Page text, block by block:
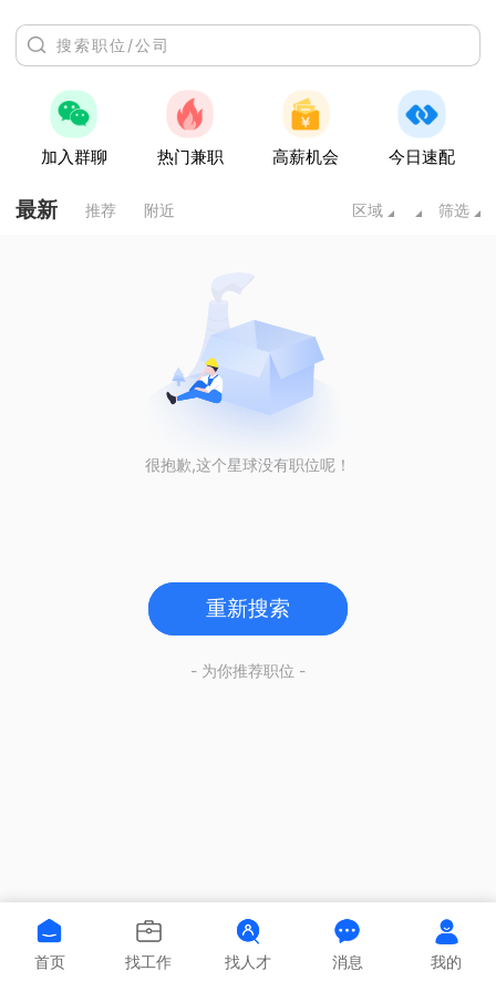
加入群聊 热门兼职 高薪机会 今日速配
最新 推荐 附近 区域 筛选
很抱歉,这个星球没有职位呢！
重新搜索
- 为你推荐职位 -
首页 找工作 找人才 消息 我的